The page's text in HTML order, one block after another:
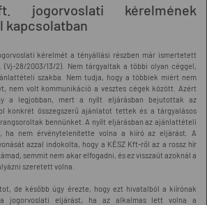
jogorvoslati kérelmének
kapcsolatban
kérelmét a tényállási részben már ismertetett
28/2003/13/2). Nem tárgyaltak a többi olyan céggel,
szakba. Nem tudja, hogy a többiek miért nem
nem volt kommunikáció a vesztes cégek között. Azért
a legjobban, mert a nyílt eljárásban bejutottak az
konkrét összegszerű ajánlatot tettek és a tárgyalásos
bennünket. A nyílt eljárásban az ajánlattételi
ha nem érvénytelenítette volna a kiíró az eljárást. A
azzal indokolta, hogy a KÉSZ Kft-ről az a rossz hír
semmit nem akar elfogadni, és ez visszaüt azoknál a
szeretett volna.
de később úgy érezte, hogy ezt hivatalból a kiírónak
jogorvoslati eljárást, ha az alkalmas lett volna a